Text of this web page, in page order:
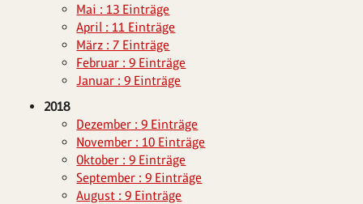
Mai : 13 Einträge
April : 11 Einträge
März : 7 Einträge
Februar : 9 Einträge
Januar : 9 Einträge
2018
Dezember : 9 Einträge
November : 10 Einträge
Oktober : 9 Einträge
September : 9 Einträge
August : 9 Einträge